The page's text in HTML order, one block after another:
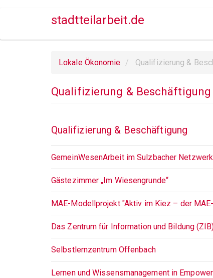
stadtteilarbeit.de
Lokale Ökonomie Qualifizierung &
Qualifizierung & Beschäftigung
Qualifizierung & Beschäftigung
GemeinWesenArbeit im Sulzbacher
Gästezimmer „Im Wiesengrunde“
MAE-Modellprojekt "Aktiv im Kiez – der
Das Zentrum für Information und Bildung
Selbstlernzentrum Offenbach
Lernen und Wissensmanagement in